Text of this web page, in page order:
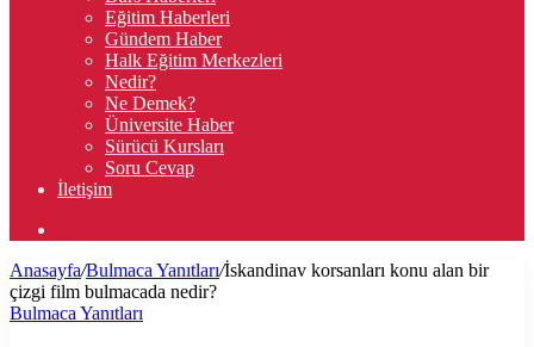
Eğitim Haberleri
Gündem Haber
Halk Eğitim Merkezleri
Nedir?
Ne Demek?
Üniversite Haber
Sürücü Kursları
Soru Cevap
İletişim
...
Anasayfa/Bulmaca Yanıtları/İskandinav korsanları konu alan bir
çizgi film bulmacada nedir?
Bulmaca Yanıtları